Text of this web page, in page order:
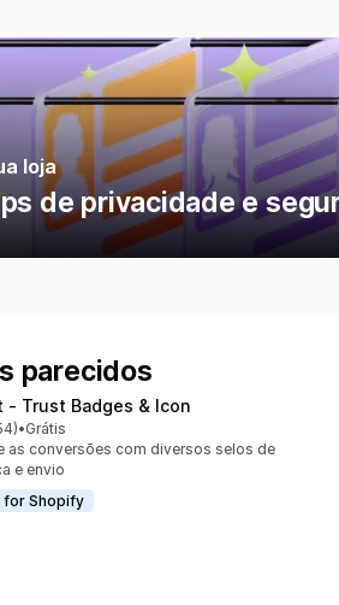
loja
de privacidade e
parecidos
‑ Trust Badges & Icon
ao todo
•Grátis
as conversões com diversos selos de
e envio
for Shopify